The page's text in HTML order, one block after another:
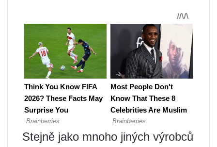
Stejně jako mnoho jiných výrobců